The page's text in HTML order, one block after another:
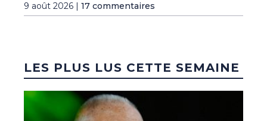
9 août 2026 | 17 commentaires
LES PLUS LUS CETTE SEMAINE